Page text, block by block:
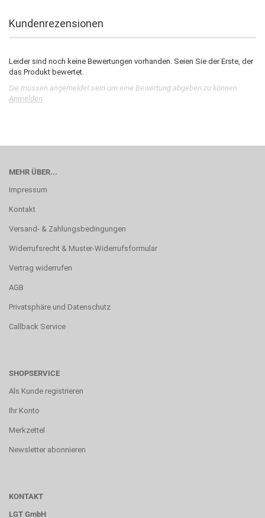
Kundenrezensionen
Leider sind noch keine Bewertungen vorhanden. Seien Sie der Erste, der
das Produkt bewertet.
Sie müssen angemeldet sein um eine Bewertung abgeben zu können.
Anmelden
MEHR ÜBER...
Impressum
Kontakt
Versand- & Zahlungsbedingungen
Widerrufsrecht & Muster-Widerrufsformular
Vertrag widerrufen
AGB
Privatsphäre und Datenschutz
Callback Service
SHOPSERVICE
Als Kunde registrieren
Ihr Konto
Merkzettel
Newsletter abonnieren
KONTAKT
LGT GmbH